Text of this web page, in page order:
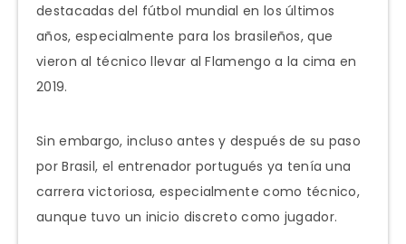
destacadas del fútbol mundial en los últimos
años, especialmente para los brasileños, que
vieron al técnico llevar al Flamengo a la cima en
2019.
Sin embargo, incluso antes y después de su paso
por Brasil, el entrenador portugués ya tenía una
carrera victoriosa, especialmente como técnico,
aunque tuvo un inicio discreto como jugador.